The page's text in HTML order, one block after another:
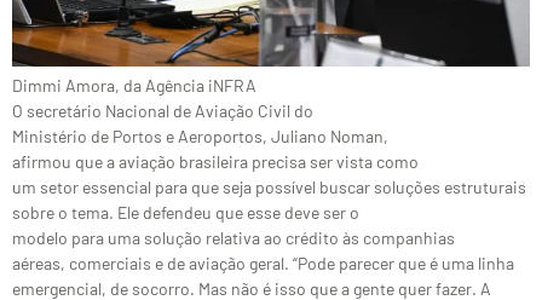
Dimmi Amora, da Agência iNFRA
O secretário Nacional de Aviação Civil do
Ministério de Portos e Aeroportos, Juliano Noman,
afirmou que a aviação brasileira precisa ser vista como
um setor essencial para que seja possível buscar soluções estruturais
sobre o tema. Ele defendeu que esse deve ser o
modelo para uma solução relativa ao crédito às companhias
aéreas, comerciais e de aviação geral. “Pode parecer que é uma linha
emergencial, de socorro. Mas não é isso que a gente quer fazer. A